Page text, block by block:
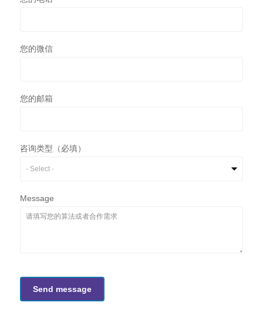
您的微信
您的邮箱
咨询类型（必填）
Message